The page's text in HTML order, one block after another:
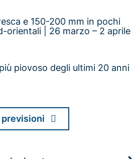
e 150-200 mm in pochi
orientali | 26 marzo – 2 aprile
piovoso degli ultimi 20 anni
previsioni